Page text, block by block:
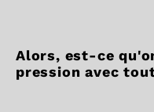
Alors, est-ce
pression avec